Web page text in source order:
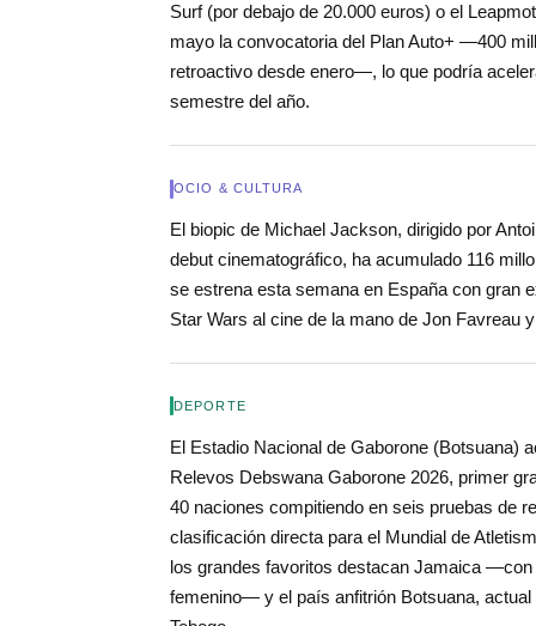
Surf (por debajo de 20.000 euros) o el
mayo la convocatoria del Plan Auto+ —400
retroactivo desde enero—, lo que podría
semestre del año.
OCIO & CULTURA
El biopic de Michael Jackson, dirigido por
debut cinematográfico, ha acumulado 116
se estrena esta semana en España con gran
Star Wars al cine de la mano de Jon Favreau
DEPORTE
El Estadio Nacional de Gaborone (Botsuana)
Relevos Debswana Gaborone 2026, primer
40 naciones compitiendo en seis pruebas de
clasificación directa para el Mundial de
los grandes favoritos destacan Jamaica
femenino— y el país anfitrión Botsuana,